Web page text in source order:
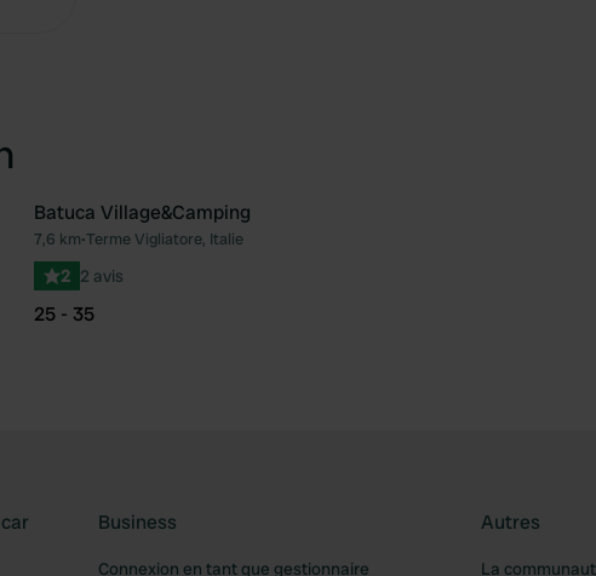
Préféré
Batuca Village&Camping
7,6 km•Terme Vigliatore, Italie
2 2 avis
25 - 35
Business
Connexion en tant que gestionnaire
Autres
La